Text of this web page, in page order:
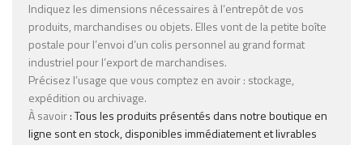
Indiquez les dimensions nécessaires à l’entrepôt de vos
produits, marchandises ou objets. Elles vont de la petite boîte
postale pour l’envoi d’un colis personnel au grand format
industriel pour l’export de marchandises.
Précisez l’usage que vous comptez en avoir : stockage,
expédition ou archivage.
À savoir: Tous les produits présentés dans notre boutique en
ligne sont en stock, disponibles immédiatement et livrables